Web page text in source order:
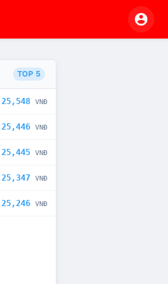
TOP 5
25,548 VNĐ
25,446 VNĐ
25,445 VNĐ
25,347 VNĐ
25,246 VNĐ